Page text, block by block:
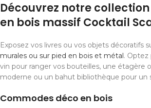
Découvrez notre
en bois massif Cocktail
Exposez vos livres ou vos objets décoratifs
murales ou sur pied en bois et métal . Optez
vin pour ranger vos bouteilles, une étagère
moderne ou un bahut bibliothèque pour un
Commodes déco en bois